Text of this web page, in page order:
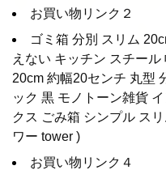
お買い物リンク２
ゴミ箱 分別 スリム
えない キッチン スチー
20cm 約幅20センチ 丸型
ック 黒 モノトーン雑貨
クス ごみ箱 シンプル ス
ワー tower )
お買い物リンク４